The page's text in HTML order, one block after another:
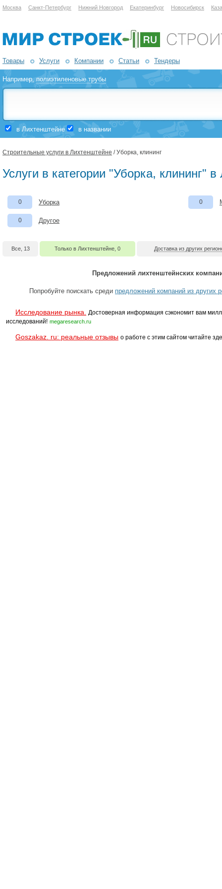
Москва Санкт-Петербург Нижний Новгород Екатеринбург Новосибирск
Товары Услуги Компании Статьи Тендеры
Например,полиэтиленовые трубы
в Лихтенштейне в названии
Строительные услуги в Лихтенштейне / Уборка, клининг
Услуги в категории "Уборка, клининг"
0 Уборка 0
0 Другое
Все, 13 Только в Лихтенштейне, 0 Доставка из других
Предложений лихтенштейнских
Попробуйте поискать среди предложений компаний из других
Исследование рынка.
Достоверная информация сэкономит вам
исследований! megaresearch.ru
Goszakaz. ru: реальные отзывы о работе с этим сайтом читайте